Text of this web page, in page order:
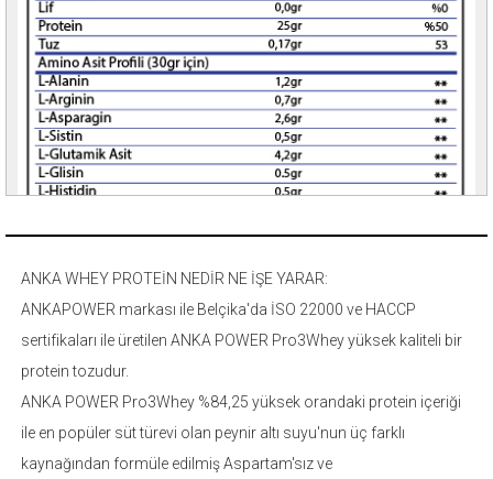
ANKA WHEY PROTEİN NEDİR NE İŞE YARAR:
ANKAPOWER markası ile Belçika'da İSO 22000 ve HACCP
sertifikaları ile üretilen ANKA POWER Pro3Whey yüksek kaliteli bir
protein tozudur.
ANKA POWER Pro3Whey %84,25 yüksek orandaki protein içeriği
ile en popüler süt türevi olan peynir altı suyu'nun üç farklı
kaynağından formüle edilmiş Aspartam'sız ve